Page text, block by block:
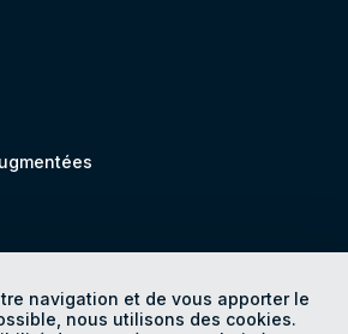
navigation et de vous apporter le
nous utilisons des cookies.